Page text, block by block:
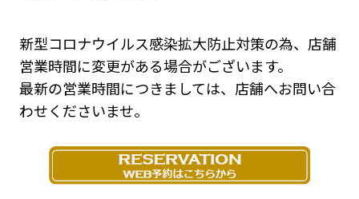
新型コロナウイルス感染拡大防止対策の為、店舗
営業時間に変更がある場合がございます。
最新の営業時間につきましては、店舗へお問い合
わせくださいませ。